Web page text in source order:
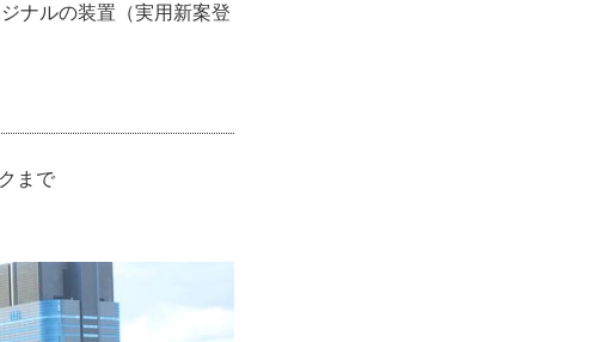
ナルの装置（実用新案登
まで